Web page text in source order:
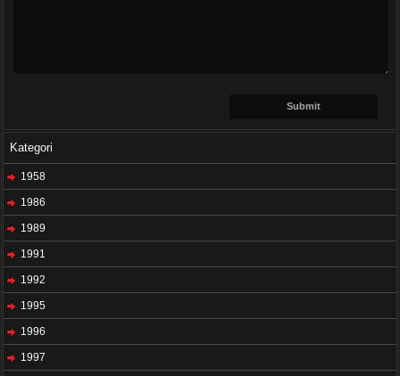
Kategori
1958
1986
1989
1991
1992
1995
1996
1997